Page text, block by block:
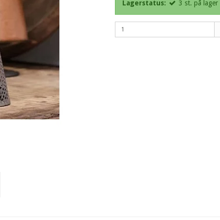
Lagerstatus: 3 st. på lager